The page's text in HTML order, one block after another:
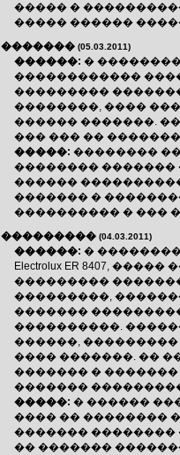
����� �
����� ������
������� (05.03.2011)
������: �
������������
���������
��������, ����
������ �������.
��� ��� ��
�����: ��������
�������� �������
������
������� �
���������� � ���
��������� (04.03.2011)
������: �
Electrolux ER 8407,
���������
���������,
�������
����������.
������,
���� �������. ��
������� �
�������
�����: � ������
���� �� ��������
������� ��������
�� �������